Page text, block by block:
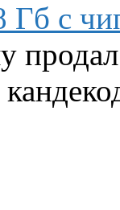
с